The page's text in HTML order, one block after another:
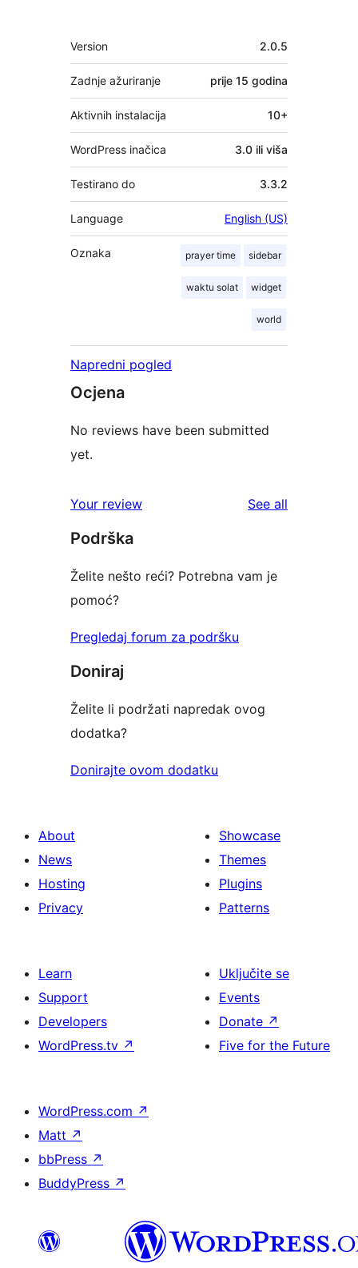
Meta
Version 2.0.5
Zadnje ažuriranje prije 15 godina
Aktivnih instalacija 10+
WordPress inačica 3.0 ili viša
Testirano do 3.3.2
Language English (US)
Oznaka prayer time sidebar
waktu solat widget
world
Napredni pogled
Ocjena
No reviews have been submitted
yet.
Your review See all
Podrška
Želite nešto reći? Potrebna vam je
pomoć?
Pregledaj forum za podršku
Doniraj
Želite li podržati napredak ovog
dodatka?
Donirajte ovom dodatku
About
News
Hosting
Privacy
Showcase
Themes
Plugins
Patterns
Learn
Support
Developers
WordPress.tv ↗
Uključite se
Events
Donate ↗
Five for the Future
WordPress.com ↗
Matt ↗
bbPress ↗
BuddyPress ↗